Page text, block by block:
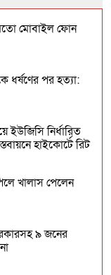
মোবাইল ফোন
ধর্ষণের পর হত্যা:
ইউজিসি নির্ধারিত
হাইকোর্টে রিট
খালাস পেলেন
৯ জনের